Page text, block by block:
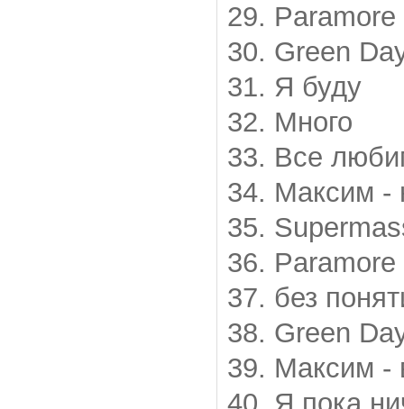
29.
30. Green
31. Я буду
32. Много
33. Все
34. Максим -
35.
36.
37. без
38. Green
39. Максим -